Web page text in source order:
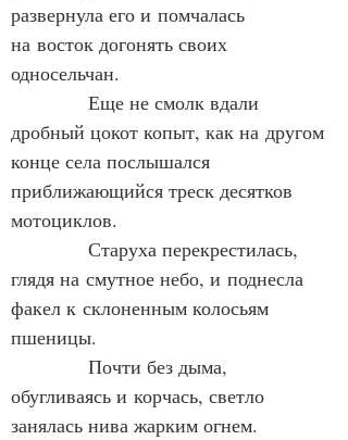
развернула его и помчалась
на восток догонять своих
односельчан.
Еще не смолк вдали
дробный цокот копыт, как на другом
конце села послышался
приближающийся треск десятков
мотоциклов.
Старуха перекрестилась,
глядя на смутное небо, и поднесла
факел к склоненным колосьям
пшеницы.
Почти без дыма,
обугливаясь и корчась, светло
занялась нива жарким огнем.